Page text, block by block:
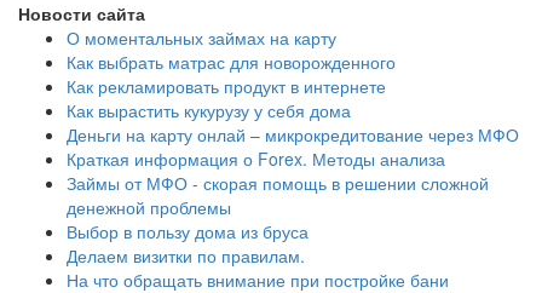
Новости сайта
О моментальных займах на карту
Как выбрать матрас для новорожденного
Как рекламировать продукт в интернете
Как вырастить кукурузу у себя дома
Деньги на карту онлай – микрокредитование через МФО
Краткая информация о Forex. Методы анализа
Займы от МФО - скорая помощь в решении сложной
денежной проблемы
Выбор в пользу дома из бруса
Делаем визитки по правилам.
На что обращать внимание при постройке бани